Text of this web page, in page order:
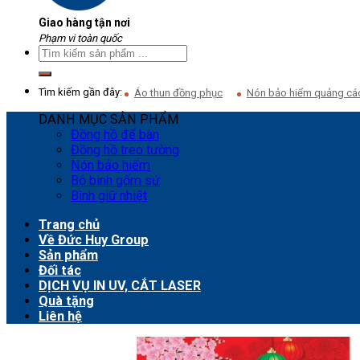
Giao hàng tận nơi
Phạm vi toàn quốc
Tìm kiếm gần đây: Áo thun đồng phục Nón bảo hiểm quảng
DANH MỤC SẢN PHẨM
Đồng hồ để bàn
Đồng hồ treo tường
Nón bảo hiểm
Bộ bình gốm sứ
Bình giữ nhiệt
Trang chủ
Về Đức Huy Group
Sản phẩm
Đối tác
DỊCH VỤ IN UV, CẮT LASER
Quà tặng
Liên hệ